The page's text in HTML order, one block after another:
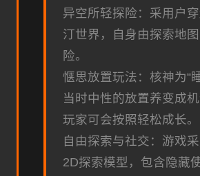
异空所轻探险：采用户
汀世界，自身由探索地
险。
惬思放置玩法：核神为“
当时中性的放置养变成
玩家可会按照轻松成长。
自由探索与社交：游戏
2D探索模型，包含隐藏